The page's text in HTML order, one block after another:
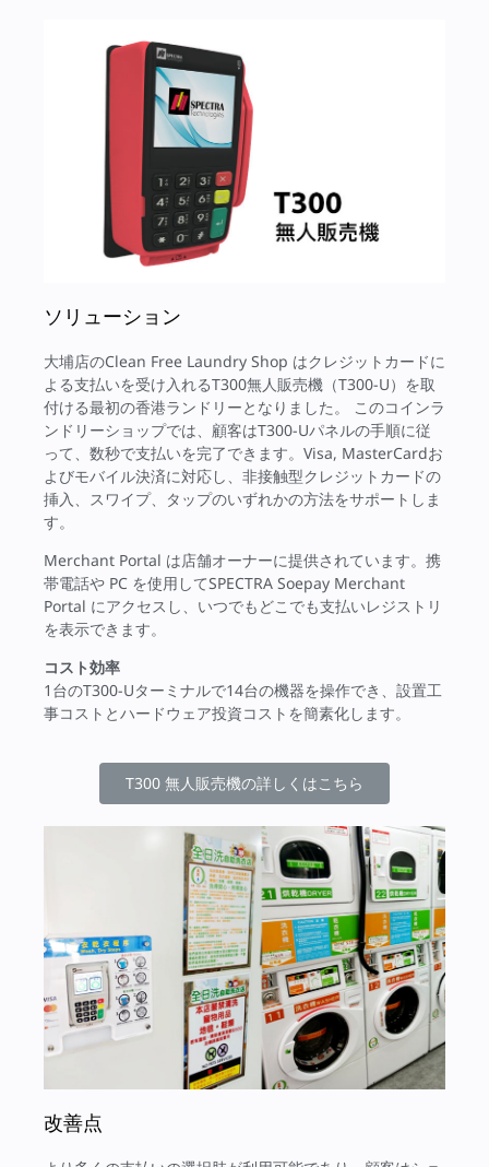
ソリューション
大埔店のClean Free Laundry Shop はクレジットカードに
よる支払いを受け入れるT300無人販売機（T300-U）を取
付ける最初の香港ランドリーとなりました。 このコインラ
ンドリーショップでは、顧客はT300-Uパネルの手順に従
って、数秒で支払いを完了できます。Visa, MasterCardお
よびモバイル決済に対応し、非接触型クレジットカードの
挿入、スワイプ、タップのいずれかの方法をサポートしま
す。
Merchant Portal は店舗オーナーに提供されています。携
帯電話や PC を使用してSPECTRA Soepay Merchant
Portal にアクセスし、いつでもどこでも支払いレジストリ
を表示できます。
コスト効率
1台のT300-Uターミナルで14台の機器を操作でき、設置工
事コストとハードウェア投資コストを簡素化します。
T300 無人販売機の詳しくはこちら
改善点